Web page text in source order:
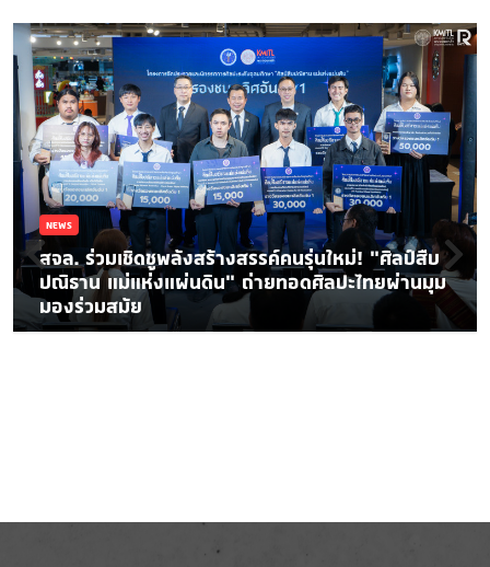
NEWS
สจล. ร่วมเชิดชูพลังสร้างสรรค์คนรุ่นใหม่! “ศิลป์สืบ
ปณิธาน แม่แห่งแผ่นดิน” ถ่ายทอดศิลปะไทยผ่านมุม
มองร่วมสมัย